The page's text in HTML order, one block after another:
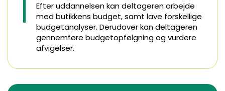
Efter uddannelsen kan deltageren arbejde
med butikkens budget, samt lave forskellige
budgetanalyser. Derudover kan deltageren
gennemføre budgetopfølgning og vurdere
afvigelser.